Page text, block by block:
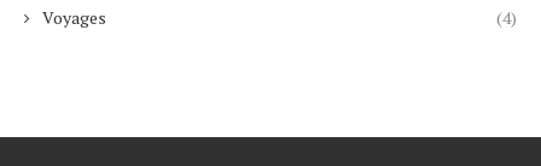
Voyages (4)